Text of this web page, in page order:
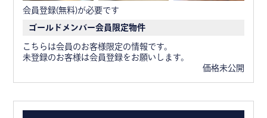
会員登録(無料)が必要です
ゴールドメンバー会員限定物件
こちらは会員のお客様限定の情報です。
未登録のお客様は会員登録をお願いします。
価格未公開